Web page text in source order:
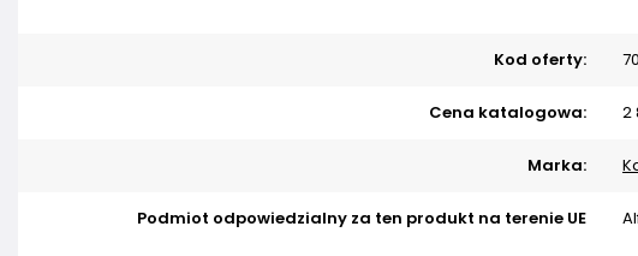
Kod oferty:
Cena katalogowa: 2
Marka:
Podmiot odpowiedzialny za ten produkt na terenie UE